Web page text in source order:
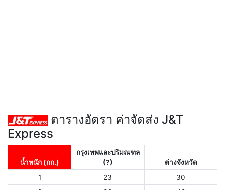
ตารางอัตรา ค่าจัดส่ง J&T
Express
น้ำหนัก (กก.)
กรุงเทพและปริมณฑล
(?)
ต่างจังหวัด
1
23
30